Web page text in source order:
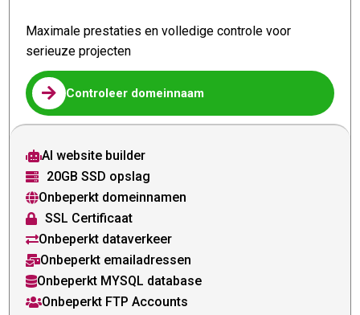
Maximale prestaties en volledige controle voor
serieuze projecten
 Controleer domeinnaam
AI website builder
 20GB SSD opslag
Onbeperkt domeinnamen
 SSL Certificaat
Onbeperkt dataverkeer
Onbeperkt emailadressen
Onbeperkt MYSQL database
Onbeperkt FTP Accounts